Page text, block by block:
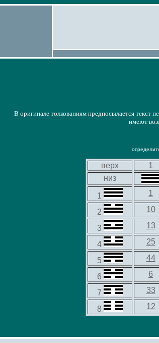
В оригинале толкованиям предпосылается
имеют
верх 1
низ
1 1
2 10
3 13
4 25
5 44
6 6
7 33
8 12